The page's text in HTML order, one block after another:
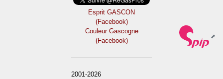
Esprit GASCON
(Facebook)
Couleur Gascogne
(Facebook)
2001-2026